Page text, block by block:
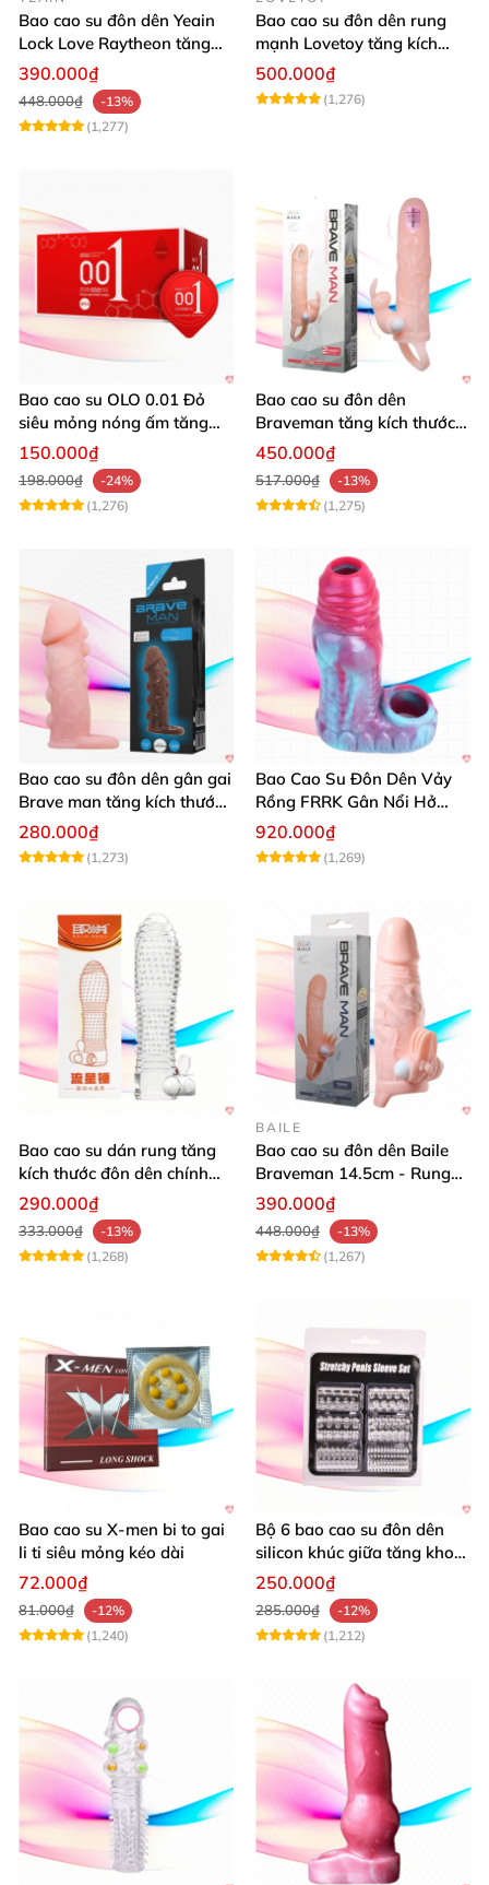
Bao cao su đôn dên Yeain
Lock Love Raytheon tăng
kích thước mạnh mẽ
390.000₫
448.000₫
-13%
(1,277)
Bao cao su đôn dên rung
mạnh Lovetoy tăng kích
thước cực đã
500.000₫
(1,276)
Bao cao su OLO 0.01 Đỏ
siêu mỏng nóng ấm tăng
khoái cảm hộp 10
150.000₫
198.000₫
-24%
(1,276)
Bao cao su đôn dên
Braveman tăng kích thước
rung mạnh đeo quai
450.000₫
517.000₫
-13%
(1,275)
Bao cao su đôn dên gân gai
Brave man tăng kích thước
khủng
280.000₫
(1,273)
Bao Cao Su Đôn Dên Vảy
Rồng FRRK Gân Nổi Hở
Đầu 6 Màu
920.000₫
(1,269)
Bao cao su dán rung tăng
kích thước đôn dên chính
hãng Aichao
290.000₫
333.000₫
-13%
(1,268)
BAILE
Bao cao su đôn dên Baile
Braveman 14.5cm - Rung
điểm G, kích thích cực đỉnh
390.000₫
448.000₫
-13%
(1,267)
Bao cao su X-men bi to gai
li ti siêu mỏng kéo dài
72.000₫
81.000₫
-12%
(1,240)
Bộ 6 bao cao su đôn dên
silicon khúc giữa tăng khoái
cảm kéo dài quan hệ
250.000₫
285.000₫
-12%
(1,212)